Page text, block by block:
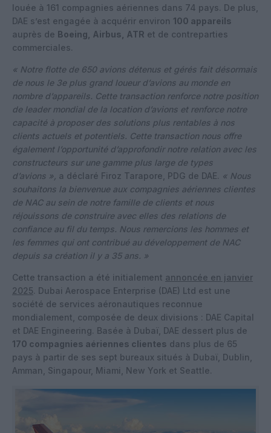
louée à 161 compagnies aériennes dans 74 pays. De plus,
DAE s’est engagée à acquérir environ 100 appareils
auprès de Boeing, Airbus, ATR et de contreparties
commerciales.
« Notre flotte de 650 avions détenus et gérés fait désormais
de nous le 3e plus grand loueur d’avions au monde en
nombre d’appareils. Cette transaction renforce notre position
de leader mondial de la location d’avions et renforce notre
capacité à proposer des solutions plus rentables à nos
clients actuels et potentiels. Cette transaction nous offre
également l’opportunité d’approfondir notre relation avec les
constructeurs sur une gamme plus large de types
d’avions », a déclaré Firoz Tarapore, PDG de DAE. « Nous
souhaitons la bienvenue aux compagnies aériennes clientes
de NAC au sein de notre famille de clients et nous
réjouissons de construire avec elles des relations de
confiance au fil du temps. Nous remercions les hommes et
les femmes qui ont contribué au développement de NAC
depuis sa création il y a 35 ans. »
Cette transaction a été initialement annoncée en janvier
2025. Dubai Aerospace Enterprise (DAE) Ltd est une
société de services aéronautiques reconnue
mondialement, composée de deux divisions : DAE Capital
et DAE Engineering. Basée à Dubaï, DAE dessert plus de
170 compagnies aériennes clientes dans plus de 65
pays à partir de ses sept bureaux situés à Dubaï, Dublin,
Amman, Singapour, Miami, New York et Seattle.